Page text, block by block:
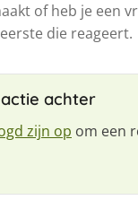
of heb je een
eerste die reageert.
achter
zijn op om een